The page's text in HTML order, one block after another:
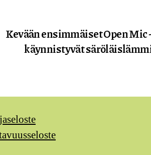
Kevään ensimmäiset Open Mic
käynnistyvät